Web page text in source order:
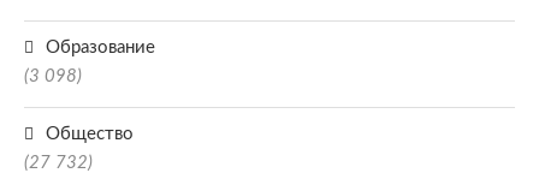
Образование
(3 098)
Общество
(27 732)